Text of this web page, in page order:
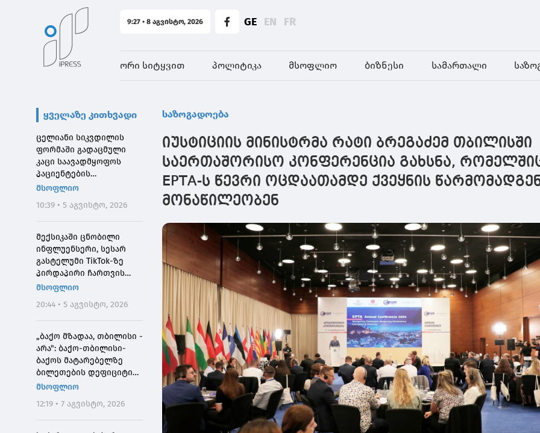
9:27 • 8 აგვისტო, 2026 GE EN FR
ორი სიტყვით პოლიტიკა მსოფლიო ბიზნესი სამართალი
ყველაზე კითხვადი
ცელიანი სიკვდილის
ფორმაში გადაცმული
კაცი საავადმყოფოს
პაციენტების
შეშინებისთვის
მსოფლიო
10:39 • 5 აგვისტო, 2026
მექსიკაში ცნობილი
ინფლუენსერი, სესარ
გასტელუმი TikTok-ზე
პირდაპირი ჩართვის
დროს მოკლეს
მსოფლიო
20:44 • 5 აგვისტო, 2026
„ბაქო მზადაა, თბილისი -
არა": ბაქო-თბილისი-
ბაქოს მატარებელზე
ბილეთების დეფიციტის
მიზეზი
მსოფლიო
12:19 • 7 აგვისტო, 2026
საზოგადოება
იუსტიციის მინისტრმა რატი ბრეგაძემ თბილისში
საერთაშორისო კონფერენცია გახსნა,
EPTA-ს წევრი ოცდაათამდე ქვეყნის
მონაწილეობენ